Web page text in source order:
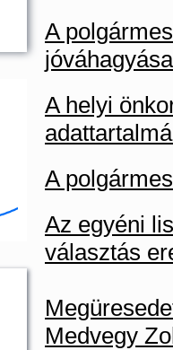
A
jóváhagyása
A helyi
A
Az egyéni
választás
Medvegy